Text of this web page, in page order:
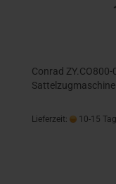
Conrad
Sattelzugmaschine
Lieferzeit: 10-15